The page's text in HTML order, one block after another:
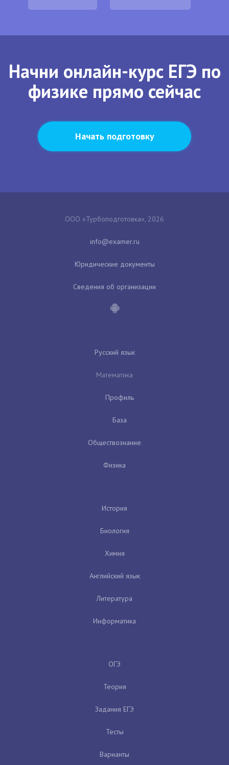
Начни онлайн-курс ЕГЭ по
физике прямо сейчас
Начать подготовку
ООО «Турбоподготовка», 2026
Юридические документы
Сведения об организации
Русский язык
Математика
Профиль
База
Обществознание
Физика
История
Биология
Химия
Английский язык
Литература
Информатика
ОГЭ
Теория
Задания ЕГЭ
Тесты
Варианты